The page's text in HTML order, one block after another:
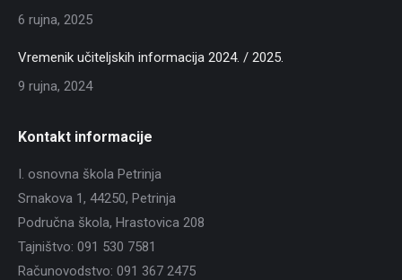
6 rujna, 2025
Vremenik učiteljskih informacija 2024. / 2025.
9 rujna, 2024
Kontakt informacije
I. osnovna škola Petrinja
Srnakova 1, 44250, Petrinja
Područna škola, Hrastovica 208
Tajništvo: 091 530 7581
Računovodstvo: 091 367 2475